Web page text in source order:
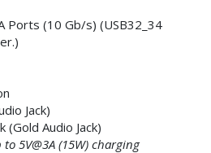
Ports (10 Gb/s) (USB32_34
Jack)
(Gold Audio Jack)
5V@3A (15W) charging